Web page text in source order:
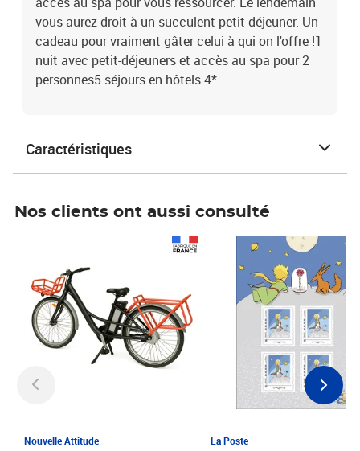
vous aurez droit à un succulent petit-déjeuner. Un
cadeau pour vraiment gâter celui à qui on l'offre !1
nuit avec petit-déjeuners et accès au spa pour 2
personnes5 séjours en hôtels 4*
Caractéristiques
Nos clients ont aussi consulté
Nouvelle Attitude La Poste
Prix 6,25€ HT